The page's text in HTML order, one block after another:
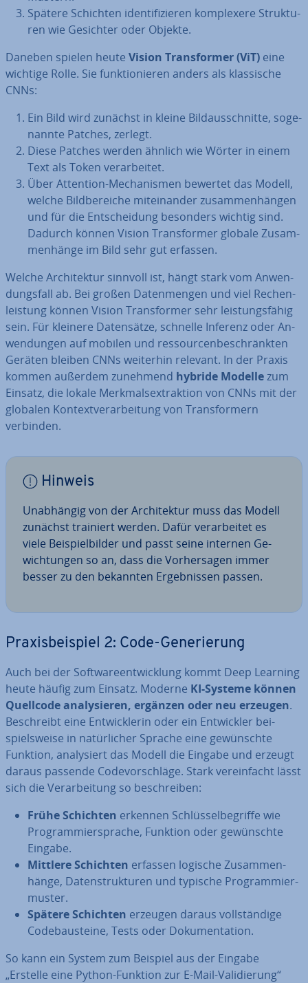
Spätere Schichten iden­ti­fi­zie­ren kom­ple­xe­re Struk­tu­
ren wie Gesichter oder Objekte.
Daneben spielen heute Vision Trans­for­mer (ViT) eine
wichtige Rolle. Sie funk­tio­nie­ren anders als klas­si­sche
CNNs:
Ein Bild wird zunächst in kleine Bild­aus­schnit­te, so­ge­
nann­te Patches, zerlegt.
Diese Patches werden ähnlich wie Wörter in einem
Text als Token ver­ar­bei­tet.
Über Attention-Me­cha­nis­men bewertet das Modell,
welche Bild­be­rei­che mit­ein­an­der zu­sam­men­hän­gen
und für die Ent­schei­dung besonders wichtig sind.
Dadurch können Vision Trans­for­mer globale Zu­sam­
men­hän­ge im Bild sehr gut erfassen.
Welche Ar­chi­tek­tur sinnvoll ist, hängt stark vom An­wen­
dungs­fall ab. Bei großen Da­ten­men­gen und viel Re­chen­
leis­tung können Vision Trans­for­mer sehr leis­tungs­fä­hig
sein. Für kleinere Da­ten­sät­ze, schnelle Inferenz oder An­
wen­dun­gen auf mobilen und res­sour­cen­be­schränk­ten
Geräten bleiben CNNs weiterhin relevant. In der Praxis
kommen außerdem zunehmend hybride Modellezum
Einsatz, die lokale Merk­malsextrak­ti­on von CNNs mit der
globalen Kon­text­ver­ar­bei­tung von Trans­for­mern
verbinden.
Hinweis
Un­ab­hän­gig von der Ar­chi­tek­tur muss das Modell
zunächst trainiert werden. Dafür ver­ar­bei­tet es
viele Bei­spiel­bil­der und passt seine internen Ge­
wich­tun­gen so an, dass die Vor­her­sa­gen immer
besser zu den bekannten Er­geb­nis­sen passen.
Pra­xis­bei­spiel 2: Code-Ge­ne­rie­rung
Auch bei der Soft­ware­ent­wick­lung kommt Deep Learning
heute häufig zum Einsatz. Moderne KI-Systeme können
Quellcode ana­ly­sie­ren, ergänzen oder neu erzeugen.
Be­schreibt eine Ent­wick­le­rin oder ein Ent­wick­ler bei­
spiels­wei­se in na­tür­li­cher Sprache eine ge­wünsch­te
Funktion, ana­ly­siert das Modell die Eingabe und erzeugt
daraus passende Code­vor­schlä­ge. Stark ver­ein­facht lässt
sich die Ver­ar­bei­tung so be­schrei­ben:
Frühe Schichten erkennen Schlüs­sel­be­grif­fe wie
Pro­gram­mier­spra­che, Funktion oder ge­wünsch­te
Eingabe.
Mittlere Schichten erfassen logische Zu­sam­men­
hän­ge, Da­ten­struk­tu­ren und typische Pro­gram­mier­
mus­ter.
Spätere Schichten erzeugen daraus voll­stän­di­ge
Code­bau­stei­ne, Tests oder Do­ku­men­ta­ti­on.
So kann ein System zum Beispiel aus der Eingabe
„Erstelle eine Python-Funktion zur E-Mail-Va­li­die­rung“